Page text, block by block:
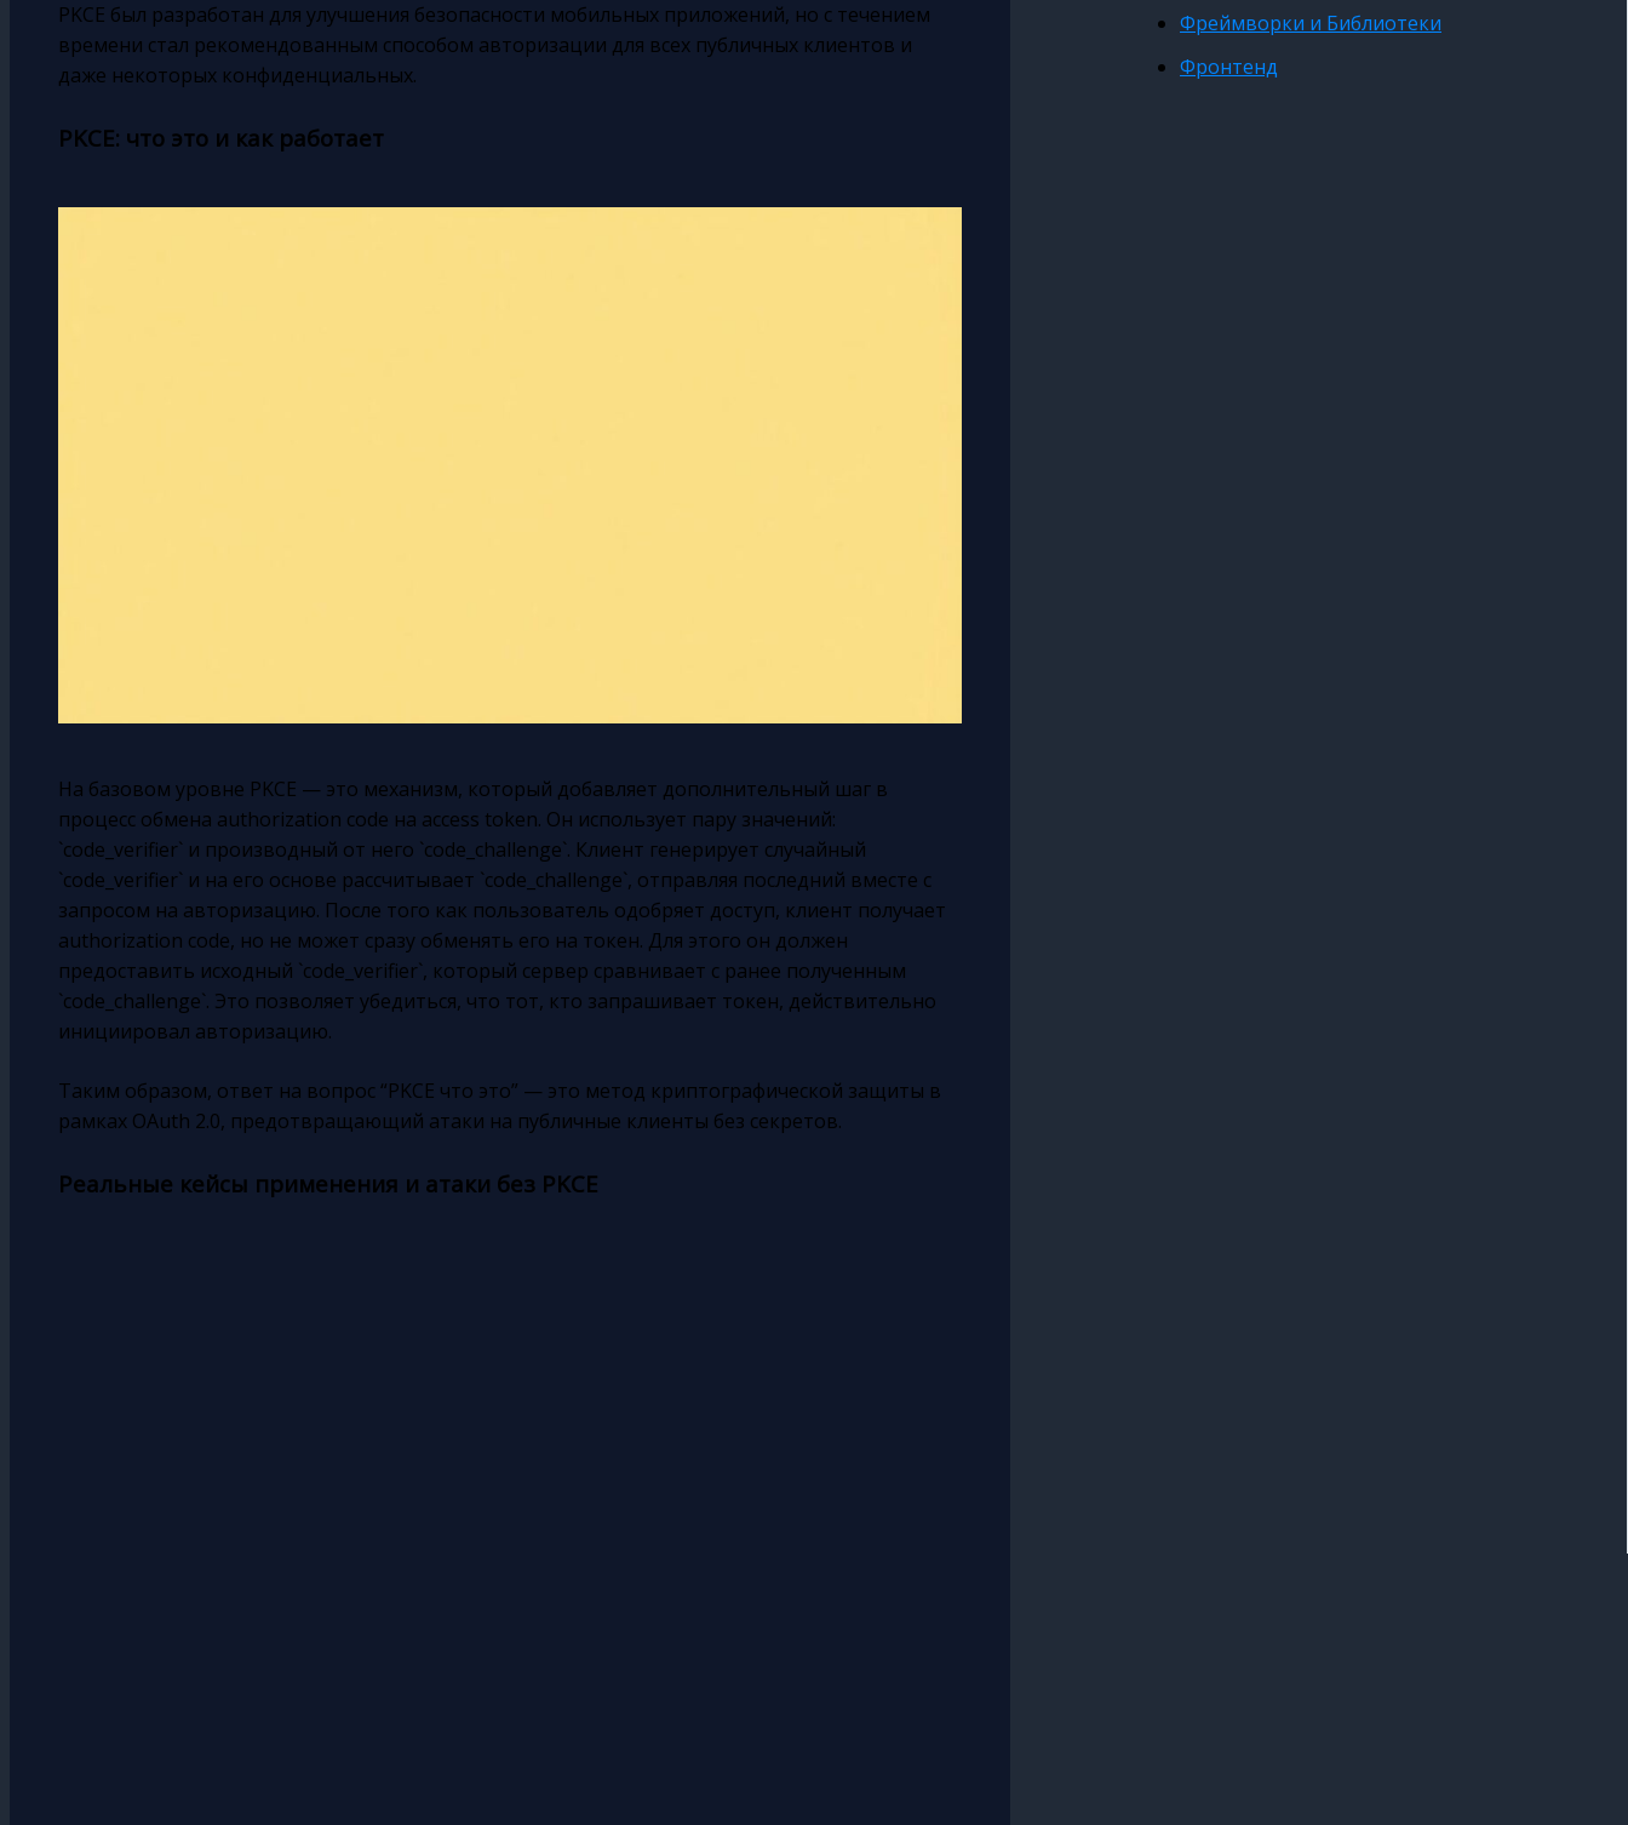
PKCE был разработан для улучшения безопасности мобильных приложений, но с течением
времени стал рекомендованным способом авторизации для всех публичных клиентов и
даже некоторых конфиденциальных.
PKCE: что это и как работает
На базовом уровне PKCE — это механизм, который добавляет дополнительный шаг в
процесс обмена authorization code на access token. Он использует пару значений:
`code_verifier` и производный от него `code_challenge`. Клиент генерирует случайный
`code_verifier` и на его основе рассчитывает `code_challenge`, отправляя последний вместе с
запросом на авторизацию. После того как пользователь одобряет доступ, клиент получает
authorization code, но не может сразу обменять его на токен. Для этого он должен
предоставить исходный `code_verifier`, который сервер сравнивает с ранее полученным
`code_challenge`. Это позволяет убедиться, что тот, кто запрашивает токен, действительно
инициировал авторизацию.
Таким образом, ответ на вопрос “PKCE что это” — это метод криптографической защиты в
рамках OAuth 2.0, предотвращающий атаки на публичные клиенты без секретов.
Реальные кейсы применения и атаки без PKCE
Фреймворки и Библиотеки
Фронтенд